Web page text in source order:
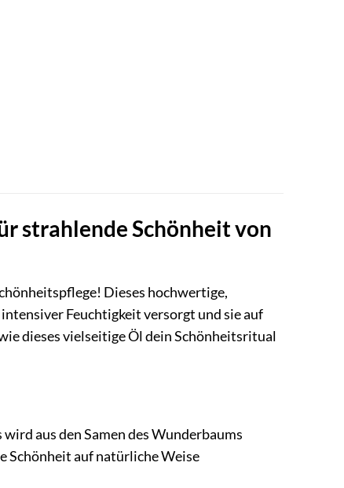
strahlende Schönheit von
Dieses hochwertige,
Feuchtigkeit versorgt und sie auf
dieses vielseitige Öl dein Schönheitsritual
aus den Samen des Wunderbaums
Schönheit auf natürliche Weise